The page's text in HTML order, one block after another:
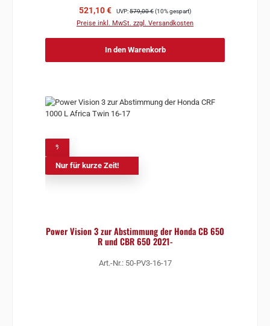
Verkaufspreis:
521,10 € Regulärer Preis:
UVP:579,00 €(10% gespart)
Preise inkl. MwSt. zzgl. Versandkosten
In den Warenkorb
Nur für kurze Zeit!
Power Vision 3 zur Abstimmung der Honda CB 650
R und CBR 650 2021-
Art.-Nr.: 50-PV3-16-17